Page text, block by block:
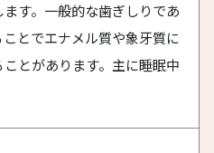
す。一般的な歯ぎしりであ
とでエナメル質や象牙質に
とがあります。主に睡眠中